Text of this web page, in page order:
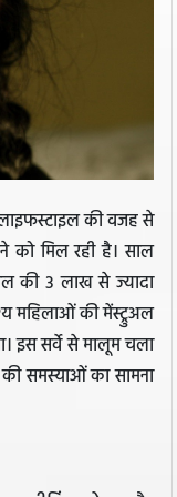
की वजह से
को मिल रही है। साल
की 3 लाख से ज्यादा
महिलाओं की मेंस्ट्रुअल
इस सर्वे से मालूम चला
समस्याओं का सामना